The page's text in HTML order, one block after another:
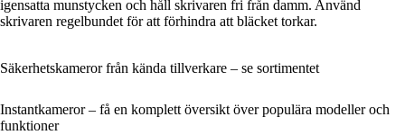
igensatta munstycken och håll skrivaren fri från damm. Använd
skrivaren regelbundet för att förhindra att bläcket torkar.
Säkerhetskameror från kända tillverkare – se sortimentet
Instantkameror – få en komplett översikt över populära modeller och
funktioner